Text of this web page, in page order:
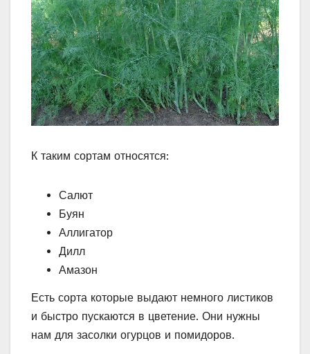
К таким сортам относятся:
Салют
Буян
Аллигатор
Дилл
Амазон
Есть сорта которые выдают немного листиков
и быстро пускаются в цветение. Они нужны
нам для засолки огурцов и помидоров.